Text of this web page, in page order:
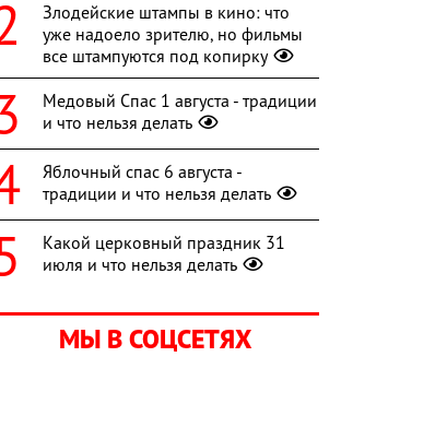
Злодейские штампы в кино: что
уже надоело зрителю, но фильмы
все штампуются под копирку
Медовый Спас 1 августа - традиции
и что нельзя делать
Яблочный спас 6 августа -
традиции и что нельзя делать
Какой церковный праздник 31
июля и что нельзя делать
МЫ В СОЦСЕТЯХ